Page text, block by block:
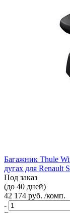
Багажник Thule
дугах для Renault
Под заказ
(до 40 дней)
42 174 руб. /комп.
-